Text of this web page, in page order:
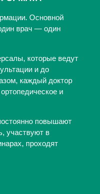
Основной
врач — один
которые ведут
и до
каждый доктор
и
повышают
участвуют в
проходят